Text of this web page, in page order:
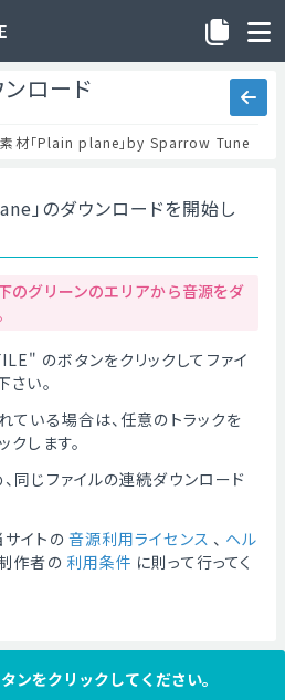
ロード
素材「Plain plane」by Sparrow Tune
」のダウンロードを開始し
のグリーンのエリアから音源をダ
のボタンをクリックしてファイ
さい。
ている場合は、任意のトラックを
します。
同じファイルの連続ダウンロード
イトの 音源利用ライセンス 、 ヘル
作者の 利用条件 に則って行ってく
ンをクリックしてください。